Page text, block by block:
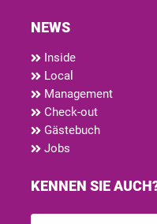
NEWS
Inside
Local
Management
Check-out
Gästebuch
Jobs
KENNEN SIE